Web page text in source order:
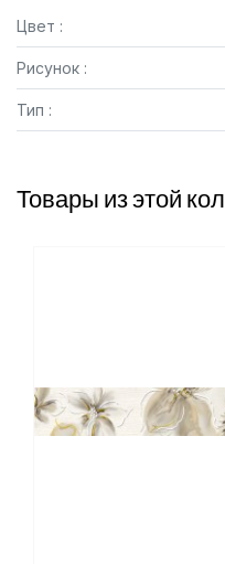
Цвет :
Рисунок :
Тип :
Товары из этой